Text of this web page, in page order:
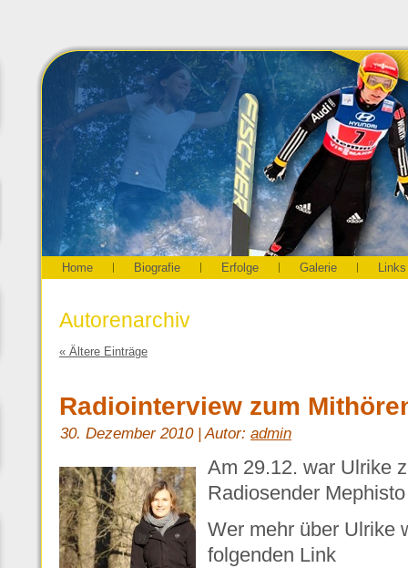
Home Biografie Erfolge Galerie Links
Autorenarchiv
« Ältere Einträge
Radiointerview zum
30. Dezember 2010 | Autor: admin
Am 29.12. war Ulrike
Radiosender
Wer mehr über Ulrike
folgenden Link